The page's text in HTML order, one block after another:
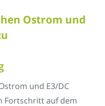
Ostrom und
und E3/DC
Fortschritt auf dem